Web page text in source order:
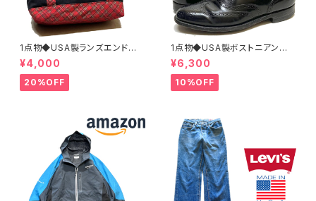
1点物◆USA製ランズエンド黒ト
ートバッグ鞄カバン古着メンズレ
ディースOKアメカジ90sストリ
ート/スポーツUSAブランド中古
エコバッグ348659
¥4,000
20%OFF
1点物◆USA製ボストニアン黒
革靴レザーシューズ古着メンズ2
6.5レディースOKアメカジ90s
ストリートUSスポーツ中古スニ
ーカーBOSTONIAN362316
¥6,300
10%OFF